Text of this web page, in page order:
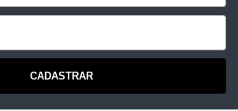
CADASTRAR